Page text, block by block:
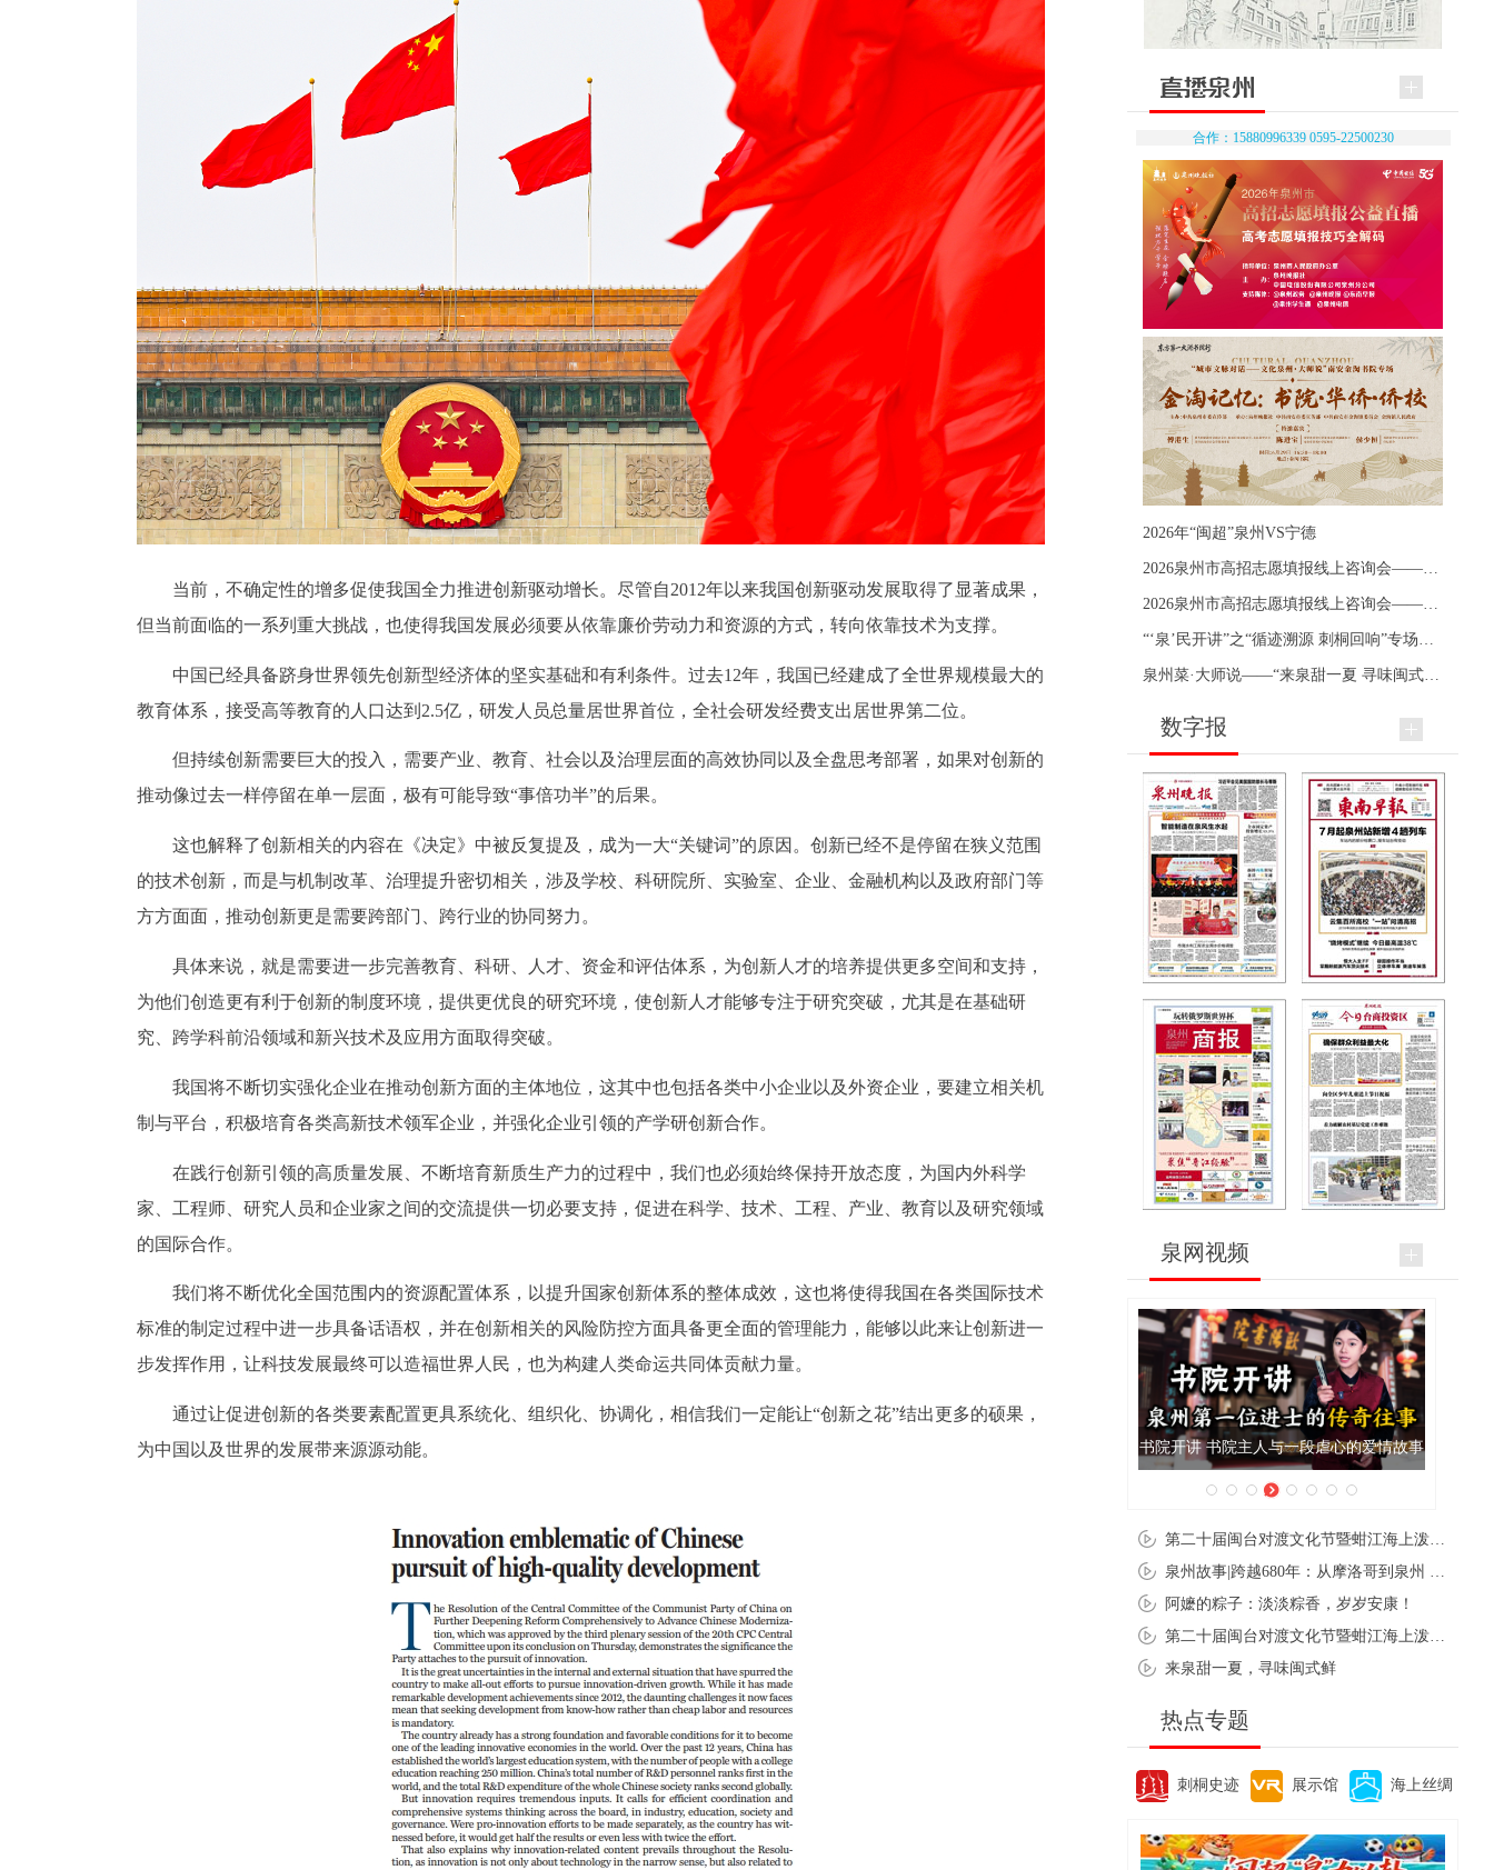
当前，不确定性的增多促使我国全力推进创新驱动增长。尽管自2012年以来我国创新驱动发展取得了显著成果，
但当前面临的一系列重大挑战，也使得我国发展必须要从依靠廉价劳动力和资源的方式，转向依靠技术为支撑。
中国已经具备跻身世界领先创新型经济体的坚实基础和有利条件。过去12年，我国已经建成了全世界规模最大的
教育体系，接受高等教育的人口达到2.5亿，研发人员总量居世界首位，全社会研发经费支出居世界第二位。
但持续创新需要巨大的投入，需要产业、教育、社会以及治理层面的高效协同以及全盘思考部署，如果对创新的
推动像过去一样停留在单一层面，极有可能导致“事倍功半”的后果。
这也解释了创新相关的内容在《决定》中被反复提及，成为一大“关键词”的原因。创新已经不是停留在狭义范围
的技术创新，而是与机制改革、治理提升密切相关，涉及学校、科研院所、实验室、企业、金融机构以及政府部门等
方方面面，推动创新更是需要跨部门、跨行业的协同努力。
具体来说，就是需要进一步完善教育、科研、人才、资金和评估体系，为创新人才的培养提供更多空间和支持，
为他们创造更有利于创新的制度环境，提供更优良的研究环境，使创新人才能够专注于研究突破，尤其是在基础研
究、跨学科前沿领域和新兴技术及应用方面取得突破。
我国将不断切实强化企业在推动创新方面的主体地位，这其中也包括各类中小企业以及外资企业，要建立相关机
制与平台，积极培育各类高新技术领军企业，并强化企业引领的产学研创新合作。
在践行创新引领的高质量发展、不断培育新质生产力的过程中，我们也必须始终保持开放态度，为国内外科学
家、工程师、研究人员和企业家之间的交流提供一切必要支持，促进在科学、技术、工程、产业、教育以及研究领域
的国际合作。
我们将不断优化全国范围内的资源配置体系，以提升国家创新体系的整体成效，这也将使得我国在各类国际技术
标准的制定过程中进一步具备话语权，并在创新相关的风险防控方面具备更全面的管理能力，能够以此来让创新进一
步发挥作用，让科技发展最终可以造福世界人民，也为构建人类命运共同体贡献力量。
通过让促进创新的各类要素配置更具系统化、组织化、协调化，相信我们一定能让“创新之花”结出更多的硕果，
为中国以及世界的发展带来源源动能。
合作：15880996339 0595-22500230
2026年“闽超”泉州VS宁德
数字报
泉网视频
泉州肉粽亮相央视《新闻联播》
阿嬷的粽子：淡淡粽香，岁岁安康！
来泉甜一夏，寻味闽式鲜
热点专题
刺桐史迹 展示馆 海上丝绸